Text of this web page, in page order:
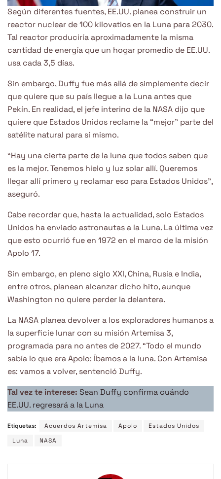
Según diferentes fuentes, EE.UU. planea construir un
reactor nuclear de 100 kilovatios en la Luna para 2030.
Tal reactor produciría aproximadamente la misma
cantidad de energía que un hogar promedio de EE.UU.
usa cada 3,5 días.
Sin embargo, Duffy fue más allá de simplemente decir
que quiere que su país llegue a la Luna antes que
Pekín. En realidad, el jefe interino de la NASA dijo que
quiere que Estados Unidos reclame la “mejor” parte del
satélite natural para sí mismo.
“Hay una cierta parte de la luna que todos saben que
es la mejor. Tenemos hielo y luz solar allí. Queremos
llegar allí primero y reclamar eso para Estados Unidos”,
aseguró.
Cabe recordar que, hasta la actualidad, solo Estados
Unidos ha enviado astronautas a la Luna. La última vez
que esto ocurrió fue en 1972 en el marco de la misión
Apolo 17.
Sin embargo, en pleno siglo XXI, China, Rusia e India,
entre otros, planean alcanzar dicho hito, aunque
Washington no quiere perder la delantera.
La NASA planea devolver a los exploradores humanos a
la superficie lunar con su misión Artemisa 3,
programada para no antes de 2027. “Todo el mundo
sabía lo que era Apolo: Íbamos a la luna. Con Artemisa
es: vamos a volver, sentenció Duffy.
Tal vez te interese: Sean Duffy confirma cuándo
EE.UU. regresará a la Luna
Etiquetas: Acuerdos Artemisa Apolo
Estados Unidos
Luna
NASA